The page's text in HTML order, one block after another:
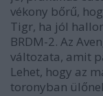
vékony bőrű,
Tigr, ha jól
BRDM-2. Az
változata, amit
Lehet, hogy az
toronyban